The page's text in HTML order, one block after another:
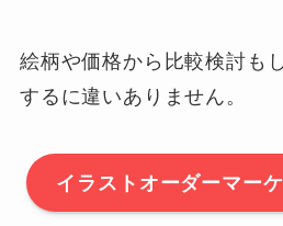
絵柄や価格から比較検討も
するに違いありません。
イラストオーダーマー